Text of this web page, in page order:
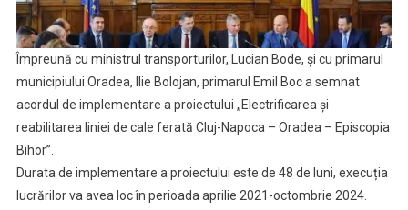
Împreună cu ministrul transporturilor, Lucian Bode, și cu primarul
municipiului Oradea, Ilie Bolojan, primarul Emil Boc a semnat
acordul de implementare a proiectului „Electrificarea și
reabilitarea liniei de cale ferată Cluj-Napoca – Oradea – Episcopia
Bihor”.
Durata de implementare a proiectului este de 48 de luni, execuția
lucrărilor va avea loc în perioada aprilie 2021-octombrie 2024.